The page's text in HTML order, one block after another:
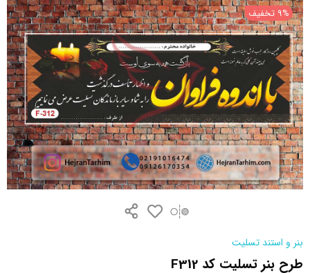
9% تخفیف
بنر و استند تسلیت
طرح بنر تسلیت کد F312